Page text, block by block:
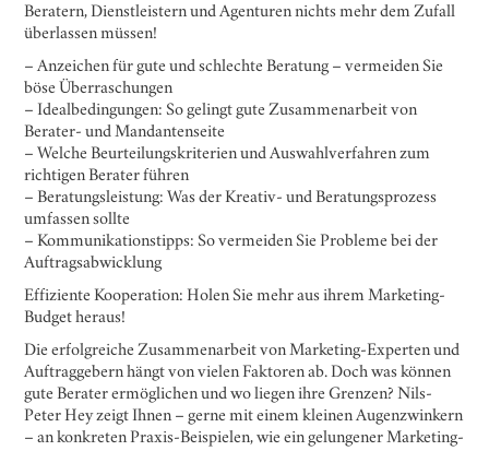
Beratern, Dienstleistern und Agenturen nichts mehr dem Zufall
überlassen müssen!
– Anzeichen für gute und schlechte Beratung – vermeiden Sie
böse Überraschungen
– Idealbedingungen: So gelingt gute Zusammenarbeit von
Berater- und Mandantenseite
– Welche Beurteilungskriterien und Auswahlverfahren zum
richtigen Berater führen
– Beratungsleistung: Was der Kreativ- und Beratungsprozess
umfassen sollte
– Kommunikationstipps: So vermeiden Sie Probleme bei der
Auftragsabwicklung
Effiziente Kooperation: Holen Sie mehr aus ihrem Marketing-
Budget heraus!
Die erfolgreiche Zusammenarbeit von Marketing-Experten und
Auftraggebern hängt von vielen Faktoren ab. Doch was können
gute Berater ermöglichen und wo liegen ihre Grenzen? Nils-
Peter Hey zeigt Ihnen – gerne mit einem kleinen Augenzwinkern
– an konkreten Praxis-Beispielen, wie ein gelungener Marketing-